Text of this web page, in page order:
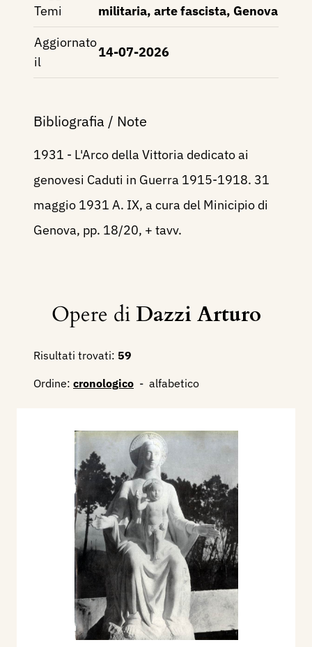
Temi
militaria, arte fascista, Genova
Aggiornato
il
14-07-2026
Bibliografia / Note
1931 - L'Arco della Vittoria dedicato ai
genovesi Caduti in Guerra 1915-1918. 31
maggio 1931 A. IX, a cura del Minicipio di
Genova, pp. 18/20, + tavv.
Opere diDazzi Arturo
Risultati trovati: 59
Ordine: cronologico - alfabetico